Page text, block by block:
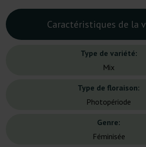
Caractéristiques de la
Type de variété:
Mix
Type de floraison:
Photopériode
Genre:
Féminisée